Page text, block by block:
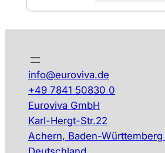
info@euroviva.de
+49 7841 50830 0
Euroviva GmbH
Karl-Hergt-Str.22
Achern, Baden-Württemberg